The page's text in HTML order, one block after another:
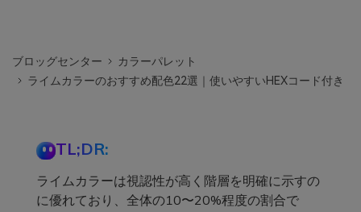
ブロッグセンター
カラーパレット
ライムカラーのおすすめ配色22選｜使いやすいHEXコード付き
TL;DR:
ライムカラーは視認性が高く階層を明確に示すの
に優れており、全体の10〜20%程度の割合で